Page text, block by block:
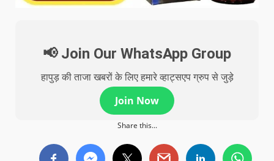
📢 Join Our WhatsApp Group
हापुड़ की ताजा खबरों के लिए हमारे व्हाट्सएप ग्रुप से जुड़े
Join Now
Share this...